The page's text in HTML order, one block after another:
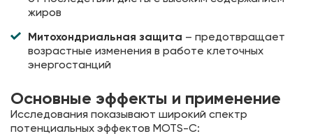
жиров
Митохондриальная защита – предотвращает
возрастные изменения в работе клеточных
энергостанций
Основные эффекты и применение
Исследования показывают широкий спектр
потенциальных эффектов MOTS-C: